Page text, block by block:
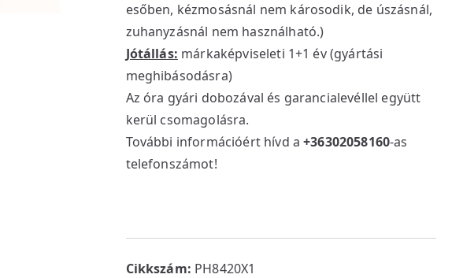
esőben, kézmosásnál nem károsodik, de úszásnál,
zuhanyzásnál nem használható.)
Jótállás: márkaképviseleti 1+1 év (gyártási
meghibásodásra)
Az óra gyári dobozával és garancialevéllel együtt
kerül csomagolásra.
További információért hívd a+36302058160-as
telefonszámot!
Cikkszám: PH8420X1